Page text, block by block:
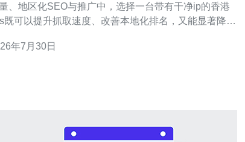
、地区化SEO与推广中，选择一台带有干净ip的香港
既可以提升抓取速度、改善本地化排名，又能显著降低
、具有独立公网IP与良好网络路由的VPS；最便宜方
年7月30日